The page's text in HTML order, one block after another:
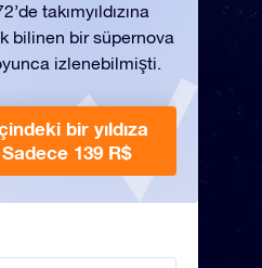
takımyıldızına
bilinen bir süpernova
izlenebilmişti.
bir yıldıza
Sadece 139 R$